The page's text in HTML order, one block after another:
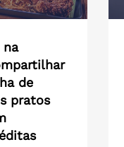
na
de
pratos